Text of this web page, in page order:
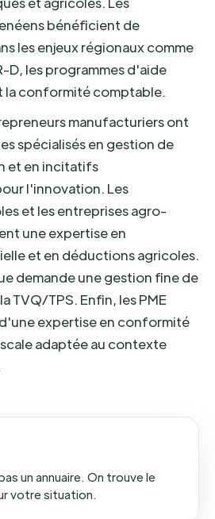
bénéficient de
les enjeux régionaux comme
D, les programmes d'aide
la conformité comptable.
manufacturiers ont
spécialisés en gestion de
et en incitatifs
l'innovation. Les
et les entreprises agro-
une expertise en
et en déductions agricoles.
demande une gestion fine de
TVQ/TPS. Enfin, les PME
expertise en conformité
adaptée au contexte
un annuaire. On trouve le
votre situation.